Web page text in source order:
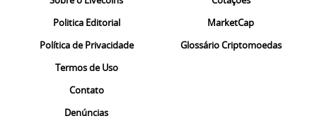
Politica Editorial
Política de Privacidade
Termos de Uso
Contato
Denúncias
MarketCap
Glossário Criptomoedas